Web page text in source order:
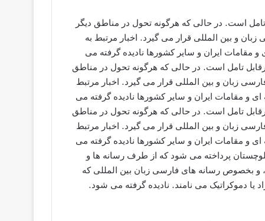
تامل است. در حالی که هرگونه تحول در مناطق دیگر
و بين المللى قرار می گیرد. اخبار مرتبط به
ايران و ساير کشورها نادیده گرفته می
تامل است. در حالی که هرگونه تحول در مناطق
زبان و بين المللى قرار می گیرد. اخبار مرتبط
و مقامات ايران و ساير کشورها نادیده گرفته می
تامل است. در حالی که هرگونه تحول در مناطق
زبان و بين المللى قرار می گیرد. اخبار مرتبط
و مقامات ايران و ساير کشورها نادیده گرفته می
پرداخته می شود که از طرف رسانه ها و
و بخصوص رسانه های فارسی زبان بين المللى که
دموکراتیک می نامند. نادیده گرفته می شود.